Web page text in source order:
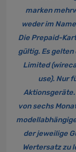
marken
weder im
Die Prepaid-
gültig. Es gelten
Limited (
use). Nur
von sechs
der jeweilige
Wertersatz zu